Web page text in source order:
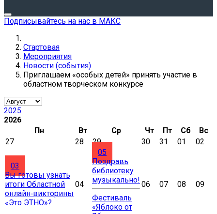
Подписывайтесь на нас в МАКС
Стартовая
Мероприятия
Новости (события)
Приглашаем «особых детей» принять участие в
областном творческом конкурсе
2025
2026
Пн
Вт Ср Чт Пт Сб
Вс
27
28 29 30 31 01 02
03
Вы готовы узнать
итоги Областной
онлайн‑викторины
«Это ЭТНО»?
04
05
Поздравь
библиотеку
музыкально!
Фестиваль
«Яблоко от
06 07 08 09